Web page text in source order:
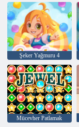
Şeker Yağmuru 4
Mücevher Patlamak